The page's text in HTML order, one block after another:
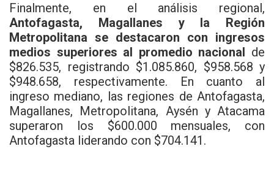
Finalmente, en el análisis regional,
Antofagasta, Magallanes y la Región
Metropolitana se destacaron con ingresos
medios superiores al promedio nacional
de
$826.535, registrando $1.085.860, $958.568 y
$948.658, respectivamente. En cuanto al
ingreso mediano, las regiones de Antofagasta,
Magallanes, Metropolitana, Aysén y Atacama
superaron los $600.000 mensuales, con
Antofagasta liderando con $704.141.